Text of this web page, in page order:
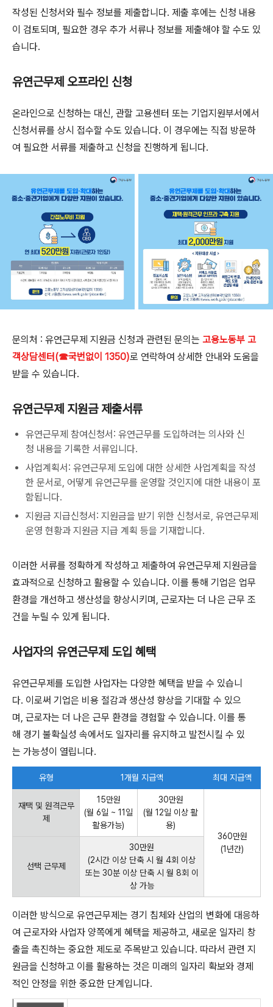
작성된 신청서와 필수 정보를 제출합니다. 제출 후에는 신청 내용
이 검토되며, 필요한 경우 추가 서류나 정보를 제출해야 할 수도 있
습니다.
유연근무제 오프라인 신청
온라인으로 신청하는 대신, 관할 고용센터 또는 기업지원부서에서
신청서류를 상시 접수할 수도 있습니다. 이 경우에는 직접 방문하
여 필요한 서류를 제출하고 신청을 진행하게 됩니다.
문의처 : 유연근무제 지원금 신청과 관련된 문의는 고용노동부 고
객상담센터(☎국번없이 1350)로 연락하여 상세한 안내와 도움을
받을 수 있습니다.
유연근무제 지원금 제출서류
유연근무제 참여신청서: 유연근무를 도입하려는 의사와 신
청 내용을 기록한 서류입니다.
사업계획서: 유연근무제 도입에 대한 상세한 사업계획을 작성
한 문서로, 어떻게 유연근무를 운영할 것인지에 대한 내용이 포
함됩니다.
지원금 지급신청서: 지원금을 받기 위한 신청서로, 유연근무제
운영 현황과 지원금 지급 계획 등을 기재합니다.
이러한 서류를 정확하게 작성하고 제출하여 유연근무제 지원금을
효과적으로 신청하고 활용할 수 있습니다. 이를 통해 기업은 업무
환경을 개선하고 생산성을 향상시키며, 근로자는 더 나은 근무 조
건을 누릴 수 있게 됩니다.
사업자의 유연근무제 도입 혜택
유연근무제를 도입한 사업자는 다양한 혜택을 받을 수 있습니
다. 이로써 기업은 비용 절감과 생산성 향상을 기대할 수 있으
며, 근로자는 더 나은 근무 환경을 경험할 수 있습니다. 이를 통
해 경기 불확실성 속에서도 일자리를 유지하고 발전시킬 수 있
는 가능성이 열립니다.
유형 1개월 지급액 최대 지급액
재택 및 원격근무
제
15만원
(월 6일 ~ 11일
활용가능)
30만원
(월 12일 이상 활
용)
360만원
(1년간)
선택 근무제
30만원
(2시간 이상 단축 시 월 4회 이상
또는 30분 이상 단축 시 월 8회 이
상 가능
이러한 방식으로 유연근무제는 경기 침체와 산업의 변화에 대응하
여 근로자와 사업자 양쪽에게 혜택을 제공하고, 새로운 일자리 창
출을 촉진하는 중요한 제도로 주목받고 있습니다. 따라서 관련 지
원금을 신청하고 이를 활용하는 것은 미래의 일자리 확보와 경제
적인 안정을 위한 중요한 단계입니다.